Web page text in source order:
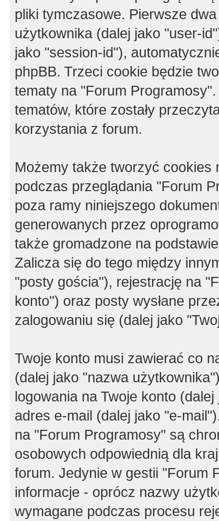
pliki tymczasowe. Pierwsze
użytkownika (dalej jako "user-
jako "session-id"),
phpBB. Trzeci cookie będzie
tematy na "Forum
tematów, które zostały
korzystania z forum.
Możemy także tworzyć cookies
podczas przeglądania "Forum
poza ramy niniejszego
generowanych przez
także gromadzone na
Zalicza się do tego między
"posty gościa"), rejestrację na
konto") oraz posty wysłane
zalogowaniu się (dalej jako
Twoje konto musi zawierać co
(dalej jako "nazwa
logowania na Twoje konto
adres e-mail (dalej jako "e-
na "Forum Programosy" są
osobowych odpowiednią dla
forum. Jedynie w gestii "Forum
informacje - oprócz nazwy
wymagane podczas procesu